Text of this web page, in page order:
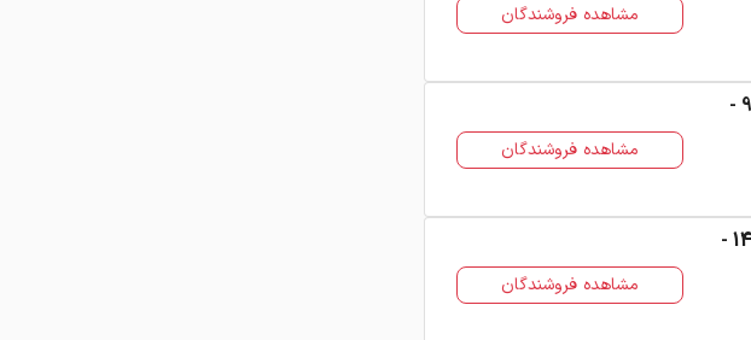
مشاهده فروشندگان
میلگرد آلیاژی (Q&T) (vcn) 6582D سایز 90 -
مشاهده فروشندگان
میلگرد آلیاژی (Q&T) (vcn) 6582D سایز 140 -
مشاهده فروشندگان